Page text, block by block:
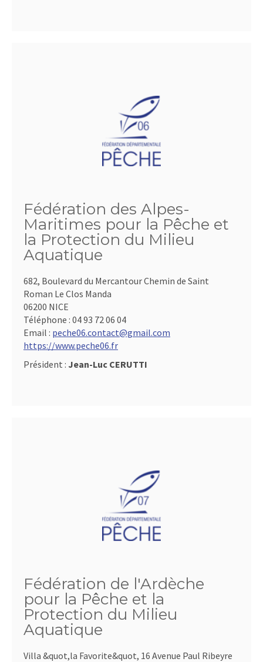
Fédération des Alpes-
Maritimes pour la Pêche et
la Protection du Milieu
Aquatique
682, Boulevard du Mercantour Chemin de Saint
Roman Le Clos Manda
06200 NICE
Téléphone : 04 93 72 06 04
Email : peche06.contact@gmail.com
https://www.peche06.fr
Président : Jean-Luc CERUTTI
Fédération de l'Ardèche
pour la Pêche et la
Protection du Milieu
Aquatique
Villa &quot,la Favorite&quot, 16 Avenue Paul Ribeyre